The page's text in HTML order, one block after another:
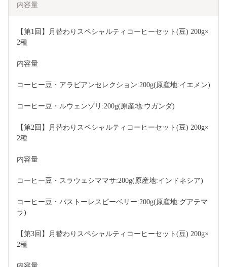
内容量
【第1回】月替わりスペシャルティコーヒーセット(豆) 200g×
2種
内容量
コーヒー豆・アラビアンセレクション:200g(原産地:イエメン)
コーヒー豆・ルウェンゾリ:200g(原産地:ウガンダ)
【第2回】月替わりスペシャルティコーヒーセット(豆) 200g×
2種
内容量
コーヒー豆・スラウェシママサ:200g(原産地:インドネシア)
コーヒー豆・パストーレスピーベリー:200g(原産地:グアテマ
ラ)
【第3回】月替わりスペシャルティコーヒーセット(豆) 200g×
2種